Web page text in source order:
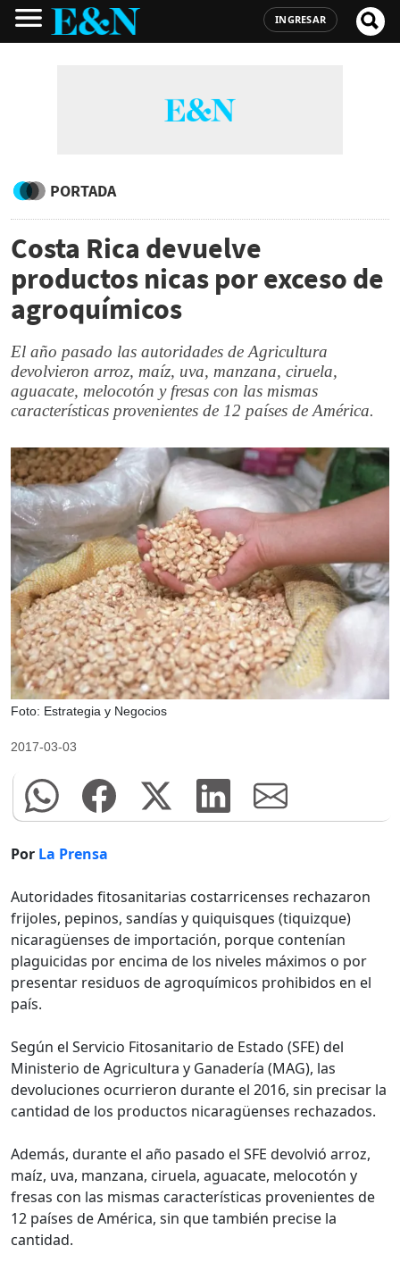
INGRESAR
PORTADA
Costa Rica devuelve
productos nicas por exceso de
agroquímicos
El año pasado las autoridades de Agricultura
devolvieron arroz, maíz, uva, manzana, ciruela,
aguacate, melocotón y fresas con las mismas
características provenientes de 12 países de América.
Foto: Estrategia y Negocios
2017-03-03
Por La Prensa
Autoridades fitosanitarias costarricenses rechazaron
frijoles, pepinos, sandías y quiquisques (tiquizque)
nicaragüenses de importación, porque contenían
plaguicidas por encima de los niveles máximos o por
presentar residuos de agroquímicos prohibidos en el
país.
Según el Servicio Fitosanitario de Estado (SFE) del
Ministerio de Agricultura y Ganadería (MAG), las
devoluciones ocurrieron durante el 2016, sin precisar la
cantidad de los productos nicaragüenses rechazados.
Además, durante el año pasado el SFE devolvió arroz,
maíz, uva, manzana, ciruela, aguacate, melocotón y
fresas con las mismas características provenientes de
12 países de América, sin que también precise la
cantidad.